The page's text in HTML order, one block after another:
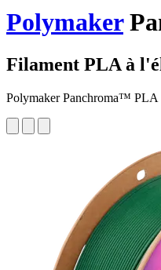
Polymaker
Filament PLA à
Polymaker Panchroma™ PLA